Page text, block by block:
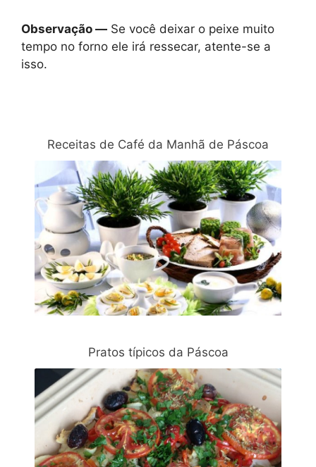
Observação — Se você deixar o peixe muito
tempo no forno ele irá ressecar, atente-se a
isso.
Receitas de Café da Manhã de Páscoa
Pratos típicos da Páscoa